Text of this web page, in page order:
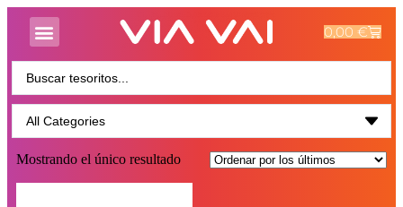
0,00€
Mostrando el único resultado